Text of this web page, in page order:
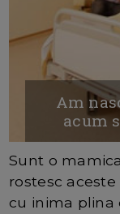
Am
acum
Sunt o
rostesc
cu inima plina